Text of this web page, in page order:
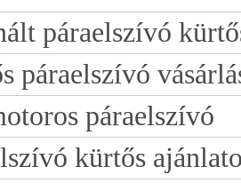
páraelszívó
páraelszívó
páraelszívó
kürtős